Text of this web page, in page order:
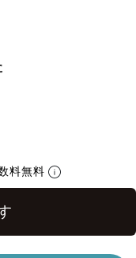
料無料